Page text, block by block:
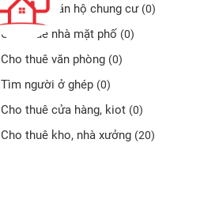
Cho thuê căn hộ chung cư (0)
Cho thuê nhà mặt phố (0)
Cho thuê văn phòng (0)
Tìm người ở ghép (0)
Cho thuê cửa hàng, kiot (0)
Cho thuê kho, nhà xưởng (20)